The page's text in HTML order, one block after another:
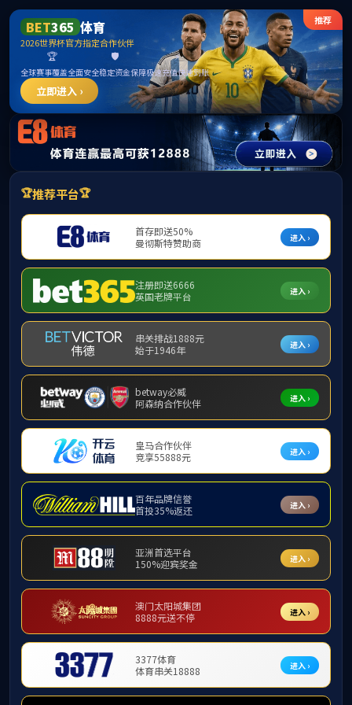
学生工作
学生工作
学生工作
J9国际学生组织招新宣讲圆满结束 2024-09-13
2024-05-06
J9国际校友“话”生涯活动圆满结束 2024-04-15
课堂学习“三不、三勤、一争取”行动倡议书 2024-04-10
我院召开2023级本科生年级大会暨学风建设总结交流会 2024-03-25
2024-03-04
信息学部计信院、智能院“神机妙装杯”装机大赛圆满完成 2022-06-10
2022-06-10
尾页
版权所有：j9国际站(中国)集团官网
技术支持：南京苏迪科技有限公司
地址：江苏省常州市金坛区河海大道1915号
邮编：213000